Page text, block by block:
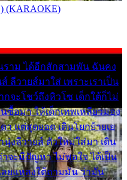
(KARAOKE)
ราม ได้อีกสักสามพัน ฉันคง
ลีวายส์มาใส่ เพราะเราเป็น
กจะโชว์ถึงหิวโซ เด็กใต้ก็ไม่
อมา ให้เด็กเทพเหลียวมอง
า แต่สุดยอด เดินโยกย้ายเย
นุ่งลีวายส์ ตัวใหม่ใส่มา เดิน
จะมีปัญหา ไม่พอใจ ได้เป็น
ยแหลงใต้ถามมัน ว่ามัน